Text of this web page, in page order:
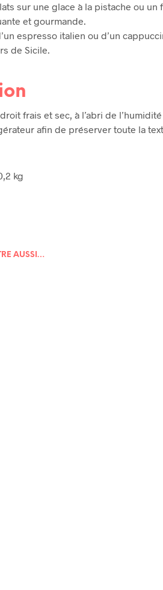
sur une glace à la pistache ou
et gourmande.
espresso italien ou d’un
de Sicile.
frais et sec, à l’abri de
afin de préserver toute la
kg
AUSSI…